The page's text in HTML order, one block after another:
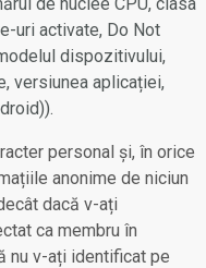
uri activate, Do Not
dispozitivului,
versiunea aplicației,
personal și, în orice
anonime de niciun
dacă v-ați
ca membru în
nu v-ați identificat pe